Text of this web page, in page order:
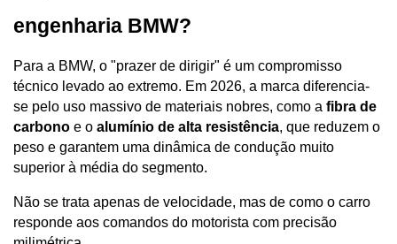
engenharia BMW?
Para a BMW, o "prazer de dirigir" é um compromisso
técnico levado ao extremo. Em 2026, a marca diferencia-
se pelo uso massivo de materiais nobres, como a fibra de
carbono e o alumínio de alta resistência, que reduzem o
peso e garantem uma dinâmica de condução muito
superior à média do segmento.
Não se trata apenas de velocidade, mas de como o carro
responde aos comandos do motorista com precisão